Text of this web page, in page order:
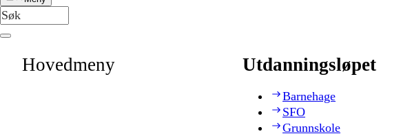
Hovedmeny Utdanningsløpet
Barnehage
SFO
Grunnskole